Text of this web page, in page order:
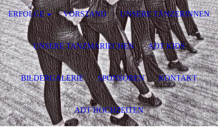
ERFOLGE VORSTAND UNSERE TÄNZERINNEN
UNSERE TANZMARIECHEN ADT KIDS
BILDERGALERIE SPONSOREN KONTAKT
ADT HOCHZEITEN